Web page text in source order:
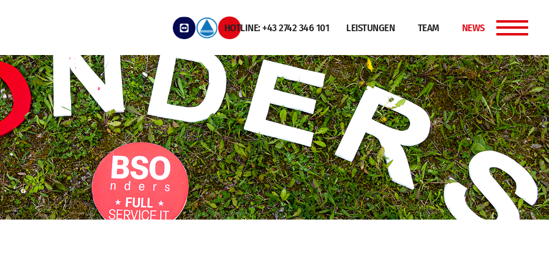
HOTLINE: +43 2742 346 101 LEISTUNGEN TEAM NEWS MENÜ